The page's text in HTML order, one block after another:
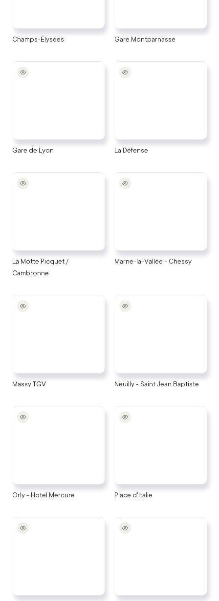
Champs-Élysées Gare Montparnasse
Gare de Lyon La Défense
La Motte Picquet /
Cambronne
Marne-la-Vallée - Chessy
Massy TGV Neuilly - Saint Jean Baptiste
Orly - Hotel Mercure Place d'Italie